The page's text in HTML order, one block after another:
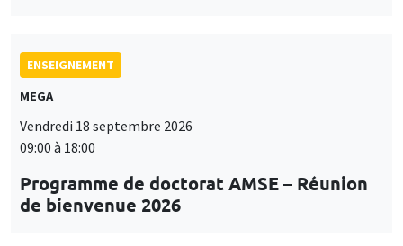
ENSEIGNEMENT
MEGA
Vendredi 18 septembre 2026
09:00 à 18:00
Programme de doctorat AMSE – Réunion
de bienvenue 2026